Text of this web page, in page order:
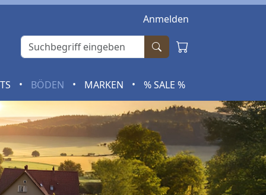
Anmelden
• BÖDEN • MARKEN • % SALE %